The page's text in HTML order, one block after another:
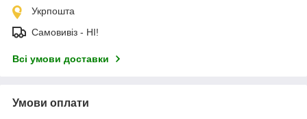
Укрпошта
Самовивіз - НІ!
Всі умови доставки
Умови оплати